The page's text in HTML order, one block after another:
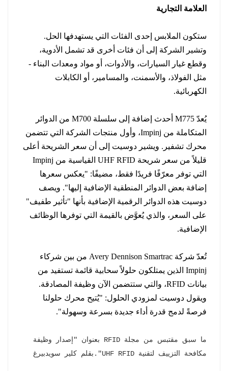
العلامة التجارية
ستكون الملابس إحدى الفئات التي يستهدفها الحل.
وتشير الشركة إلى أن فئات أخرى قد تشمل الأدوية،
وقطع غيار السيارات، والأدوات، أو مواد ومعدات البناء -
مثل الفولاذ، والأسمنت، والمسامير، أو الكابلات
الكهربائية.
يُعدّ M775 أحدث إضافة إلى سلسلة M700 من الدوائر
المتكاملة من Impinj، وأول منتجات الشركة التي تتضمن
محرك تشفير. ويشير دوسيت إلى أن سعر الشريحة أعلى
قليلاً من سعر شريحة UHF RFID القياسية من Impinj
التي توفر معرّفًا فريدًا فقط، مضيفًا: "يعكس سعرها
إضافة بعض الدوائر المنطقية الإضافية إليها". ويصف
دوسيت هذه الدوائر الرقمية الإضافية بأنها "تأثير طفيف"
على السعر، والذي يُعوَّض بالقيمة التي توفرها الوظائف
الإضافية.
تُعدّ شركة Avery Dennison Smartrac من بين شركاء
Impinj الذين يمتلكون حلولاً سحابية قائمة تستفيد من
بيانات RFID، والتي ستتضمن الآن وظيفة المصادقة.
ويقول دوسيت لمزودي الحلول: "يُتيح محرك حلولنا
فرصةً لدمج قدرة أداء جديدة بسرعة وسهولة".
ما سبق مقتبس من مجلة RFID بعنوان "إصدار وظيفة
مكافحة التزييف لتقنية UHF RFID".
بقلم كلير سويدبيرغ